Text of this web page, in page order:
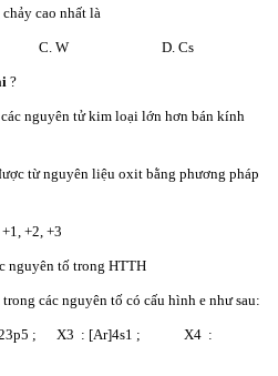
cao nhất là
W D. Cs
?
nguyên tử kim loại lớn hơn bán kính
từ nguyên liệu oxit bằng phương pháp
+2, +3
nguyên tố trong HTTH
các nguyên tố có cấu hình e như sau:
; X3 : [Ar]4s1 ; X4 :